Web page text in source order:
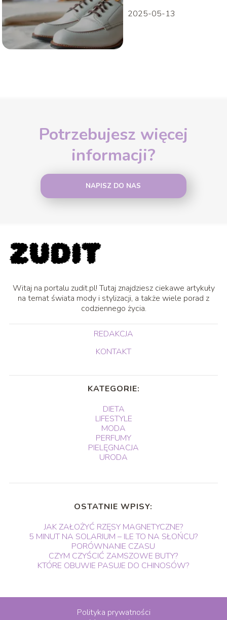
2025-05-13
Potrzebujesz więcej
informacji?
NAPISZ DO NAS
Witaj na portalu zudit.pl! Tutaj znajdziesz ciekawe artykuły
na temat świata mody i stylizacji, a także wiele porad z
codziennego życia.
REDAKCJA
KONTAKT
KATEGORIE:
DIETA
LIFESTYLE
MODA
PERFUMY
PIELĘGNACJA
URODA
OSTATNIE WPISY:
JAK ZAŁOŻYĆ RZĘSY MAGNETYCZNE?
5 MINUT NA SOLARIUM – ILE TO NA SŁOŃCU?
PORÓWNANIE CZASU
CZYM CZYŚCIĆ ZAMSZOWE BUTY?
KTÓRE OBUWIE PASUJE DO CHINOSÓW?
Polityka prywatności